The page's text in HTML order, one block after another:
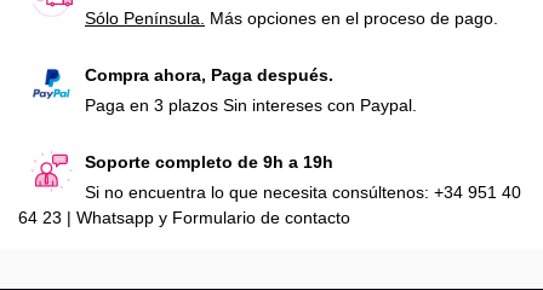
Sólo Península. Más opciones en el proceso de pago.
Compra ahora, Paga después.
Paga en 3 plazos Sin intereses con Paypal.
Soporte completo de 9h a 19h
Si no encuentra lo que necesita consúltenos: +34 951 40
64 23 | Whatsapp y Formulario de contacto